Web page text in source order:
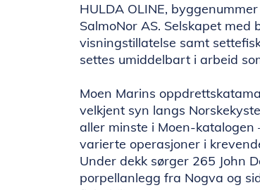
HULDA OLINE,
SalmoNor AS. Selskapet
visningstillatelse samt
settes umiddelbart i arbeid
Moen Marins
velkjent syn langs
aller minste i Moen-
varierte operasjoner i
Under dekk sørger 265 John
porpellanlegg fra Nogva og